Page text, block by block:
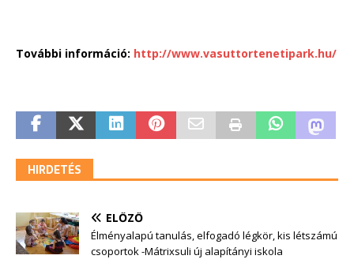
További információ: http://www.vasuttortenetipark.hu/
HIRDETÉS
ELŐZŐ
Élményalapú tanulás, elfogadó légkör, kis létszámú
csoportok -Mátrixsuli új alapítányi iskola